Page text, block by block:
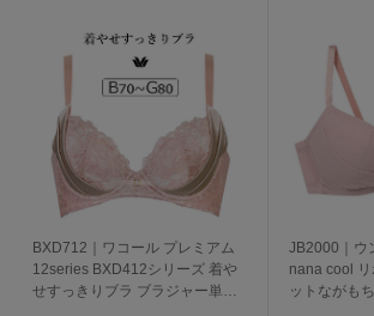
BXD712｜ワコール プレミアム
12series BXD412シリーズ 着や
せすっきりブラ ブラジャー単品
JB2000｜ウ
nana cool
ットながも